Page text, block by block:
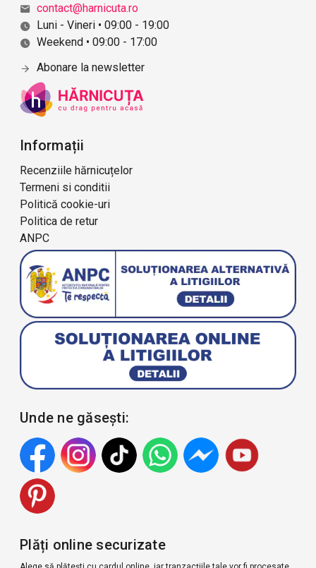
contact@harnicuta.ro
Luni - Vineri • 09:00 - 19:00
Weekend • 09:00 - 17:00
Abonare la newsletter
Informații
Recenziile hărnicuțelor
Termeni si conditii
Politică cookie-uri
Politica de retur
ANPC
Unde ne găsești:
Plăți online securizate